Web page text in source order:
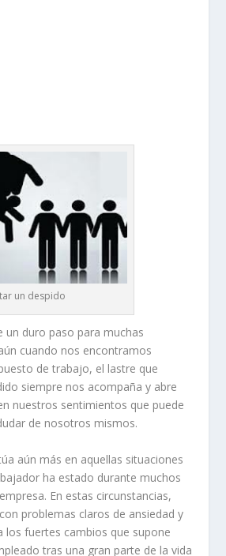
un despido
un duro paso para muchas
cuando nos encontramos
de trabajo, el lastre que
siempre nos acompaña y abre
nuestros sentimientos que puede
de nosotros mismos.
aún más en aquellas situaciones
ha estado durante muchos
En estas circunstancias,
problemas claros de ansiedad y
los fuertes cambios que supone
tras una gran parte de la vida